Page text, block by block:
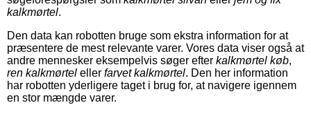
kalkmørtel.
Den data kan robotten bruge som ekstra information for at
præsentere de mest relevante varer. Vores data viser også at
andre mennesker eksempelvis søger efter kalkmørtel køb,
ren kalkmørtel eller farvet kalkmørtel. Den her information
har robotten yderligere taget i brug for, at navigere igennem
en stor mængde varer.